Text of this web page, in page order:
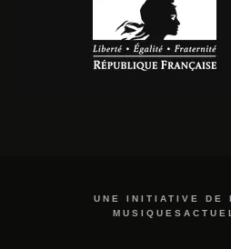
UNE INITIATIVE DE